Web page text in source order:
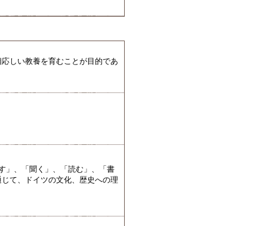
しい教養を育むことが目的であ
」、「聞く」、「読む」、「書
て、ドイツの文化、歴史への理